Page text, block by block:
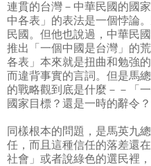
連貫的台灣－中華民國的國
中各表」的表法是一個悖論
民國。但他也說過，中華民
推出「一個中國是台灣」的
各表」本來就是扭曲和勉強
而違背事實的言詞。但是馬
的戰略觀到底是什麼－－「
國家目標？還是一時的辭令？
同樣根本的問題，是馬英九
任，而且這種信任的落差還
社會」或者說綠色的選民裡